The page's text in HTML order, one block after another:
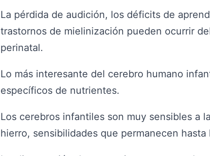
La pérdida de audición, los déficits de
trastornos de mielinización pueden ocurrir
perinatal.
Lo más interesante del cerebro humano
específicos de nutrientes.
Los cerebros infantiles son muy sensibles a
hierro, sensibilidades que permanecen